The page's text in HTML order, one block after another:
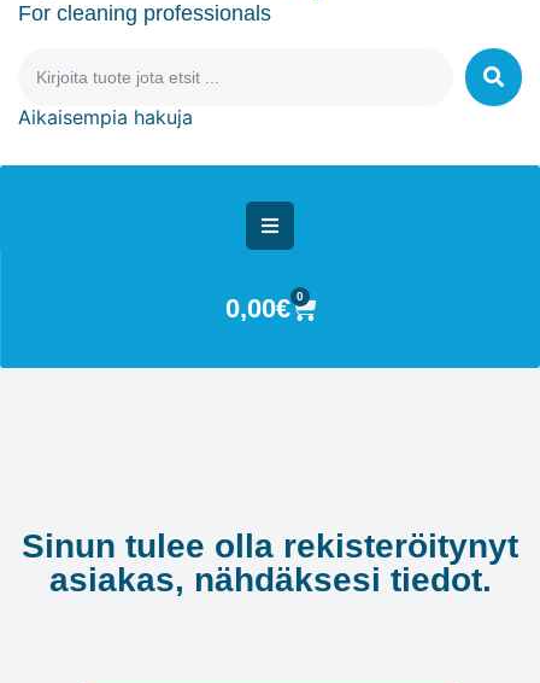
For cleaning professionals
Aikaisempia hakuja
0,00€ 0
Sinun tulee olla rekisteröitynyt
asiakas, nähdäksesi tiedot.